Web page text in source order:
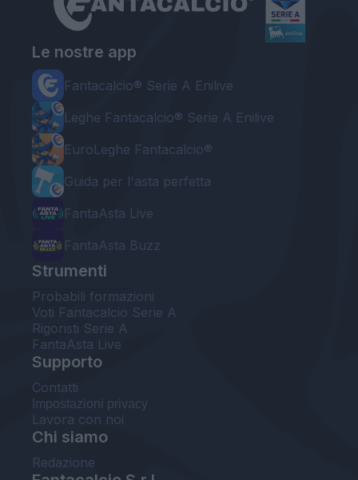
Le nostre app
Fantacalcio® Serie A Enilive
Leghe Fantacalcio® Serie A Enilive
EuroLeghe Fantacalcio®
Guida per l'asta perfetta
FantaAsta Live
FantaAsta Buzz
Strumenti
Probabili formazioni
Voti Fantacalcio Serie A
Rigoristi Serie A
FantaAsta Live
Supporto
Contatti
Impostazioni privacy
Lavora con noi
Chi siamo
Redazione